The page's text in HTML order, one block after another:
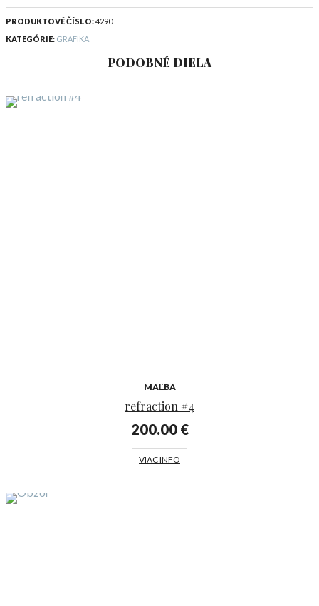
PRODUKTOVÉ ČÍSLO:4290
KATEGÓRIE: GRAFIKA
PODOBNÉ DIELA
MAĽBA
refraction #4
200.00 €
VIAC INFO